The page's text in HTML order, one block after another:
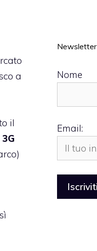
a
il
Newsletter
Nome
Email: